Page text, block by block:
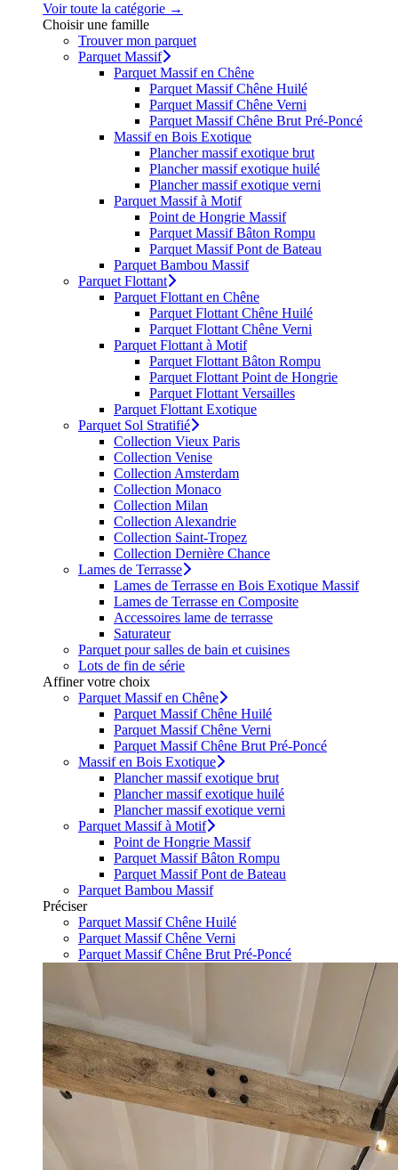
Voir toute la catégorie →
Choisir une famille
Trouver mon parquet
Parquet Massif
Parquet Massif en Chêne
Parquet Massif Chêne Huilé
Parquet Massif Chêne Verni
Parquet Massif Chêne Brut Pré-Poncé
Massif en Bois Exotique
Plancher massif exotique brut
Plancher massif exotique huilé
Plancher massif exotique verni
Parquet Massif à Motif
Point de Hongrie Massif
Parquet Massif Bâton Rompu
Parquet Massif Pont de Bateau
Parquet Bambou Massif
Parquet Flottant
Parquet Flottant en Chêne
Parquet Flottant Chêne Huilé
Parquet Flottant Chêne Verni
Parquet Flottant à Motif
Parquet Flottant Bâton Rompu
Parquet Flottant Point de Hongrie
Parquet Flottant Versailles
Parquet Flottant Exotique
Parquet Sol Stratifié
Collection Vieux Paris
Collection Venise
Collection Amsterdam
Collection Monaco
Collection Milan
Collection Alexandrie
Collection Saint-Tropez
Collection Dernière Chance
Lames de Terrasse
Lames de Terrasse en Bois Exotique Massif
Lames de Terrasse en Composite
Accessoires lame de terrasse
Saturateur
Parquet pour salles de bain et cuisines
Lots de fin de série
Affiner votre choix
Parquet Massif en Chêne
Parquet Massif Chêne Huilé
Parquet Massif Chêne Verni
Parquet Massif Chêne Brut Pré-Poncé
Massif en Bois Exotique
Plancher massif exotique brut
Plancher massif exotique huilé
Plancher massif exotique verni
Parquet Massif à Motif
Point de Hongrie Massif
Parquet Massif Bâton Rompu
Parquet Massif Pont de Bateau
Parquet Bambou Massif
Préciser
Parquet Massif Chêne Huilé
Parquet Massif Chêne Verni
Parquet Massif Chêne Brut Pré-Poncé